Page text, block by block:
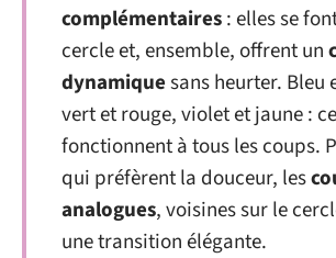
complémentaires: elles se
cercle et, ensemble, offrent un
dynamiquesans heurter. Bleu
vert et rouge, violet et jaune :
fonctionnent à tous les coups.
qui préfèrent la douceur, les
analogues, voisines sur le
une transition élégante.